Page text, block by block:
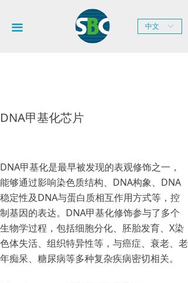
끀
技术平台
ꀅ
中文
DNA甲基化芯片
DNA甲基化是最早被发现的表观修饰之一，
能够通过影响染色质结构、DNA构象、DNA
稳定性及DNA与蛋白质相互作用方式等，控
制基因的表达。DNA甲基化修饰参与了多个
生物学过程，包括细胞分化、胚胎发育、X染
色体失活、组织特异性等，与癌症、衰老、老
年痴呆、糖尿病等多种复杂疾病密切相关。